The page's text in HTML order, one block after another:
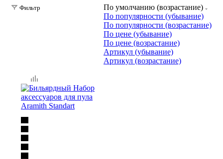
Фильтр
По умолчанию (возрастание)
По популярности (убывание)
По популярности (возрастание)
По цене (убывание)
По цене (возрастание)
Артикул (убывание)
Артикул (возрастание)